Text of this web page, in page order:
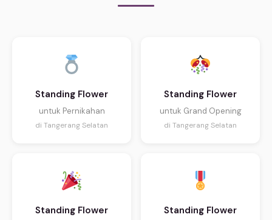
Standing Flower
untuk Pernikahan
di Tangerang Selatan
Standing Flower
untuk Grand Opening
di Tangerang Selatan
Standing Flower Standing Flower